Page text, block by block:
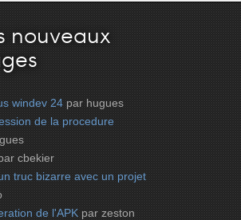
nouveaux
windev 24 par hugues
de la procedure
cbekier
truc bizarre avec un projet
de l'APK par zeston